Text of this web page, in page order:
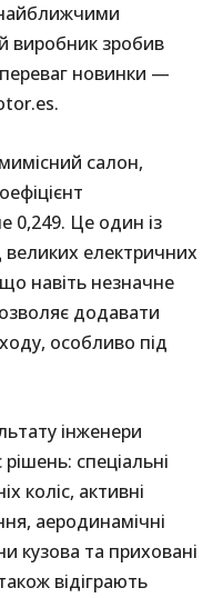
найближчими
виробник зробив
новинки —
салон,
0,249. Це один із
електричних
навіть незначне
додавати
особливо під
інженери
спеціальні
коліс, активні
аеродинамічні
кузова та приховані
відіграють